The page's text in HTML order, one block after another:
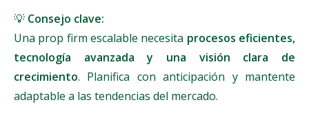
💡 Consejo clave:
Una prop firm escalable necesita procesos eficientes,
tecnología avanzada y una visión clara de
crecimiento. Planifica con anticipación y mantente
adaptable a las tendencias del mercado.